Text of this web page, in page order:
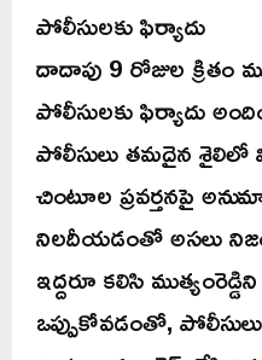
పోలీసులకు ఫిర్యాదు
దాదాపు 9 రోజుల క్రితం
పోలీసులకు ఫిర్యాదు
పోలీసులు తమదైన
చింటూల ప్రవర్తనపై
నిలదీయడంతో అసలు
ఇద్దరూ కలిసి
ఒప్పుకోవడంతో,